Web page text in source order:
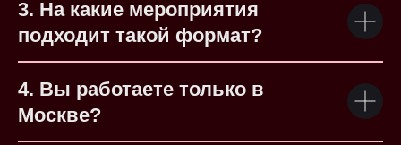
3. На какие мероприятия
подходит такой формат?
4. Вы работаете только в
Москве?